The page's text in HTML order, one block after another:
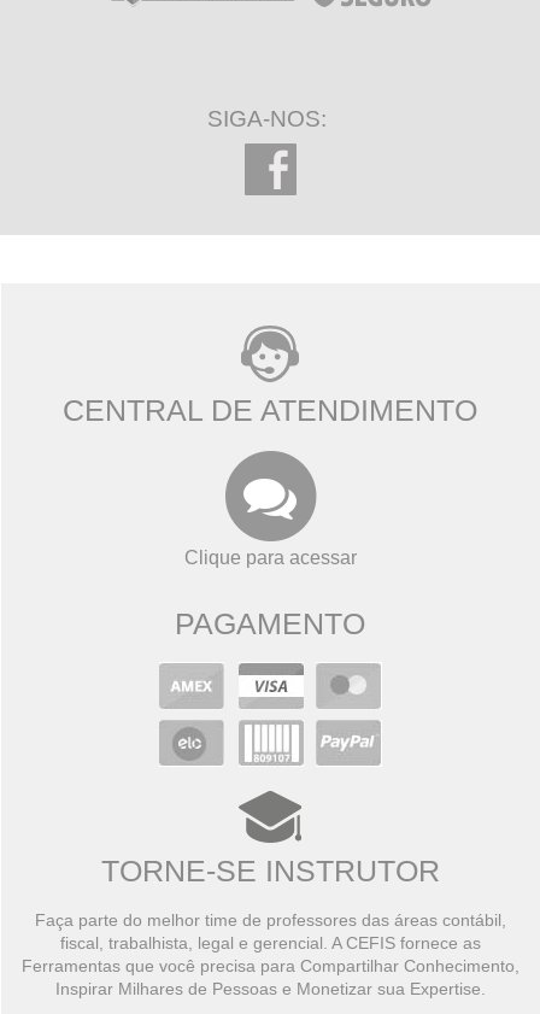
SIGA-NOS:
CENTRAL DE ATENDIMENTO
Clique para acessar
PAGAMENTO
TORNE-SE INSTRUTOR
Faça parte do melhor time de professores das áreas contábil,
fiscal, trabalhista, legal e gerencial. A CEFIS fornece as
Ferramentas que você precisa para Compartilhar Conhecimento,
Inspirar Milhares de Pessoas e Monetizar sua Expertise.